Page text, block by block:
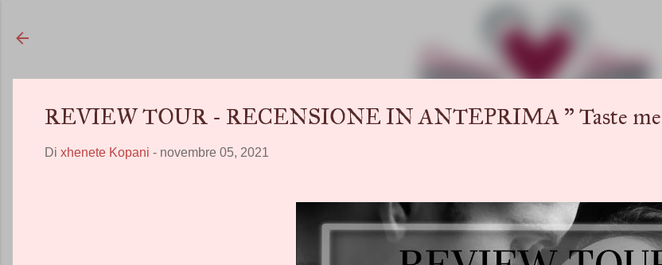
REVIEW TOUR - RECENSIONE IN ANTEPRIMA " Taste me
Di xhenete Kopani - novembre 05, 2021